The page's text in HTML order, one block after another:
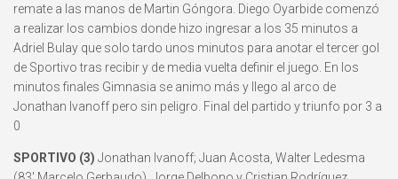
remate a las manos de Martin Góngora. Diego Oyarbide comenzó
a realizar los cambios donde hizo ingresar a los 35 minutos a
Adriel Bulay que solo tardo unos minutos para anotar el tercer gol
de Sportivo tras recibir y de media vuelta definir el juego. En los
minutos finales Gimnasia se animo más y llego al arco de
Jonathan Ivanoff pero sin peligro. Final del partido y triunfo por 3 a
0
SPORTIVO (3) Jonathan Ivanoff; Juan Acosta, Walter Ledesma